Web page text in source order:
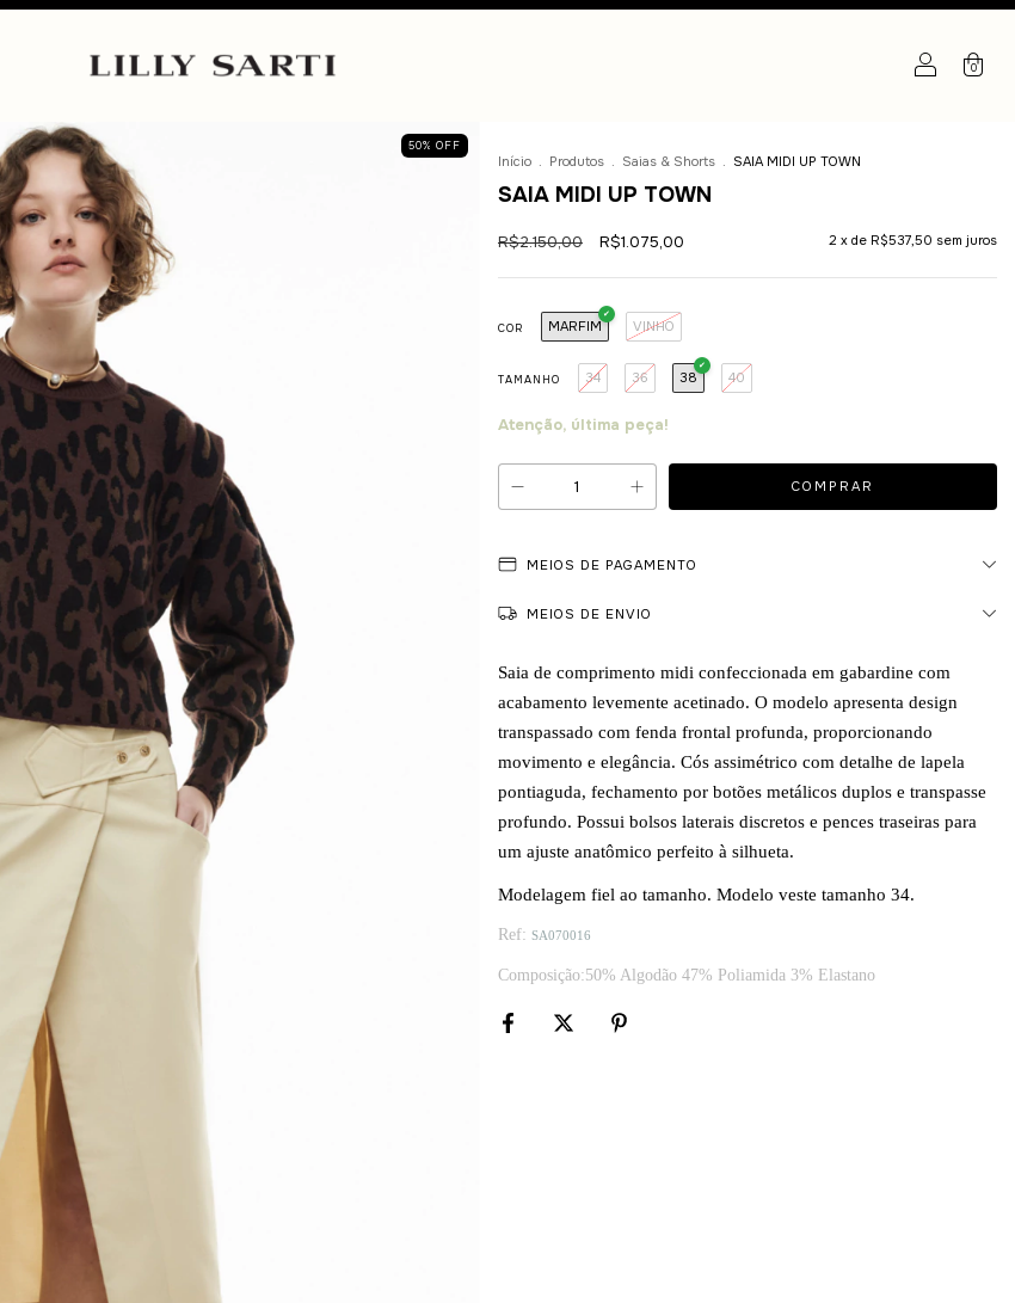
0
50% OFF
Início . Produtos . Saias & Shorts . SAIA MIDI UP TOWN
SAIA MIDI UP TOWN
R$2.150,00 R$1.075,00 2 x de R$537,50 sem juros
COR MARFIM VINHO
TAMANHO 34 36 38 40
Atenção, última peça!
MEIOS DE PAGAMENTO
MEIOS DE ENVIO
Saia de comprimento midi confeccionada em gabardine com
acabamento levemente acetinado. O modelo apresenta design
transpassado com fenda frontal profunda, proporcionando
movimento e elegância. Cós assimétrico com detalhe de lapela
pontiaguda, fechamento por botões metálicos duplos e transpasse
profundo. Possui bolsos laterais discretos e pences traseiras para
um ajuste anatômico perfeito à silhueta.
Modelagem fiel ao tamanho. Modelo veste tamanho 34.
Ref: SA070016
Composição:50% Algodão 47% Poliamida 3% Elastano